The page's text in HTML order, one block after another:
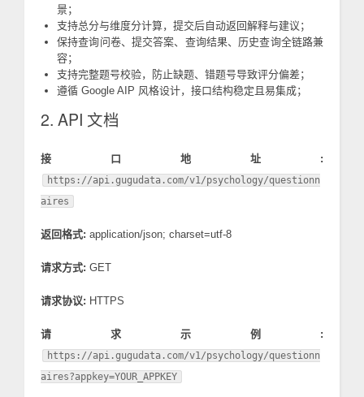
景；
支持总分与维度分计算，提交后自动返回解释与建议；
保持查询问卷、提交答案、查询结果、历史查询全链路兼
容；
支持完整题号校验，防止缺题、错题号导致评分偏差；
遵循 Google AIP 风格设计，接口结构稳定且易集成；
2. API 文档
接口地址:
https://api.gugudata.com/v1/psychology/questionn
aires
返回格式: application/json; charset=utf-8
请求方式: GET
请求协议: HTTPS
请求示例:
https://api.gugudata.com/v1/psychology/questionn
aires?appkey=YOUR_APPKEY